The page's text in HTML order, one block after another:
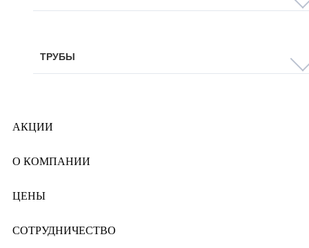
ТРУБЫ
АКЦИИ
О КОМПАНИИ
ЦЕНЫ
СОТРУДНИЧЕСТВО